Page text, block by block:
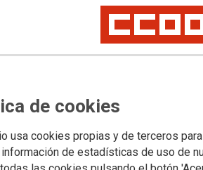
de cookies
usa cookies propias y de terceros
de estadísticas de uso de
no aceptarán
acordadas en
del Estatuto Marco
Sanidad se han reunido para abordar los
las aportaciones que han realizado otros